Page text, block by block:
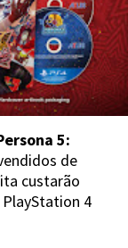
5:
de
custarão
PlayStation 4